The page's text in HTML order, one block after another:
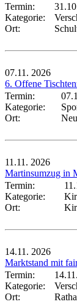
Termin:
Kategorie:
Ort:
07.11. 2026
6. Offene
Termin:
Kategorie:
Ort:
11.11. 2026
Martinsumzug in
Termin:
Kategorie:
Ort:
14.11. 2026
Marktstand mit
Termin:
Kategorie:
Ort: